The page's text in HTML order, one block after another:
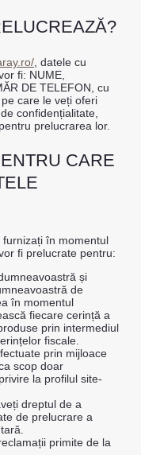
, datele cu
fi: NUME,
DE TELEFON, cu
care le veți oferi
confidențialitate,
prelucrarea lor.
CARE
în momentul
fi prelucrate pentru:
și
de
în momentul
fiecare cerință a
prin intermediul
fiscale.
prin mijloace
scop doar
la profilul site-
dreptul de a
de prelucrare a
primite de la